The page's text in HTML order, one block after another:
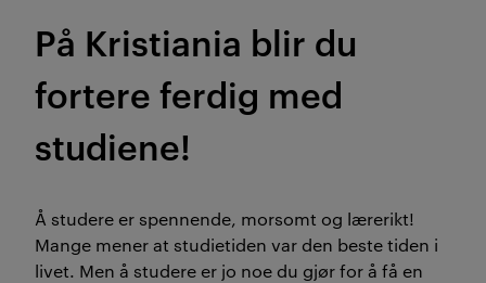
På Kristiania blir du
fortere ferdig med
studiene!
Å studere er spennende, morsomt og lærerikt!
Mange mener at studietiden var den beste tiden i
livet. Men å studere er jo noe du gjør for å få en